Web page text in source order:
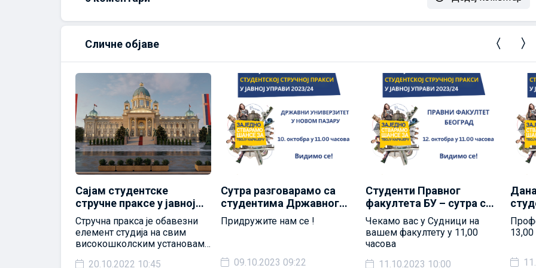
Сличне објаве
Сајам студентске
стручне праксе у јавној
управи
Стручна пракса је обавезни
елемент студија на свим
високошколским установама
20.10.2022 10:45
Сутра разговарамо са
студентима Државног
универзитета у Новом
Пазару о стручној пракси
Придружите нам се !
09.10.2023 09:22
Студенти Правног
факултета БУ – сутра смо
са вама и разговарамо о
стручној пракси
2023/2024
Чекамо вас у Судници на
вашем факултету у 11,00
часова
11.10.2023 10:00
13,00